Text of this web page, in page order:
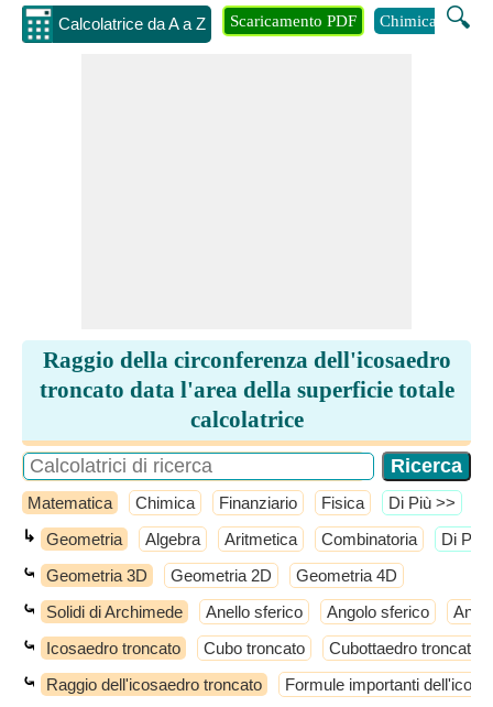
Calcolatrice da A a Z 🔍
Scaricamento PDF Chimica
Raggio della circonferenza dell'icosaedro
troncato data l'area della superficie totale
calcolatrice
Matematica Chimica Finanziario Fisica ​Di Più >>
↳ Geometria Algebra Aritmetica Combinatoria ​Di Più
⤿ Geometria 3D Geometria 2D Geometria 4D
⤿ Solidi di Archimede Anello sferico Angolo sferico
⤿ Icosaedro troncato Cubo troncato Cubottaedro troncato
⤿ Raggio dell'icosaedro troncato Formule importanti